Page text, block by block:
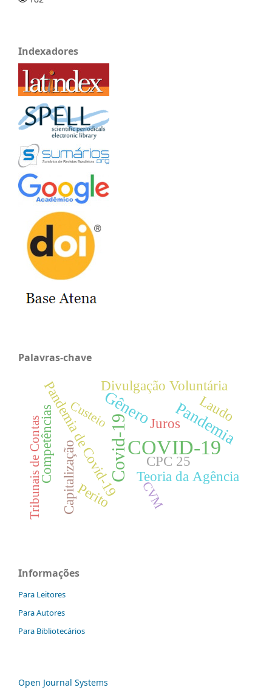
Indexadores
Palavras-chave
COVID-19
Covid-19
Gênero Pandemia
Pandemia de Covid-19
Capitalização
Divulgação Voluntária
Juros Laudo
Perito
Competências
CPC 25
Teoria da Agência
Tribunais de Contas
Custeio
CVM
Informações
Para Leitores
Para Autores
Para Bibliotecários
Open Journal Systems